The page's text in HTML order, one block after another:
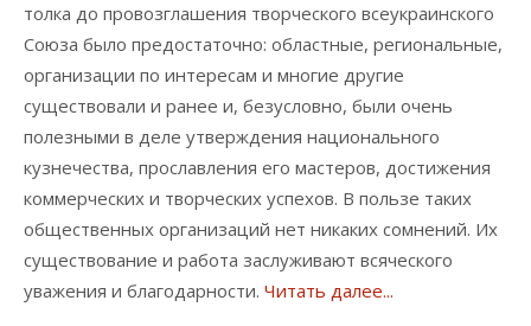
толка до провозглашения творческого всеукраинского
Союза было предостаточно: областные, региональные,
организации по интересам и многие другие
существовали и ранее и, безусловно, были очень
полезными в деле утверждения национального
кузнечества, прославления его мастеров, достижения
коммерческих и творческих успехов. В пользе таких
общественных организаций нет никаких сомнений. Их
существование и работа заслуживают всяческого
уважения и благодарности. Читать далее...